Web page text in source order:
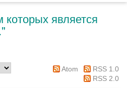
является
"
Atom
RSS 1.0
RSS 2.0